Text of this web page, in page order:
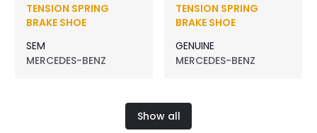
TENSION SPRING
BRAKE SHOE
SEM
MERCEDES-BENZ
TENSION SPRING
BRAKE SHOE
GENUINE
MERCEDES-BENZ
Show all